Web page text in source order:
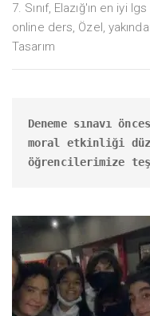
7. Sınıf, Elazığ'ın en iyi
online ders, Özel,
Tasarım
Deneme sınavı
moral etkinliği
öğrencilerimize